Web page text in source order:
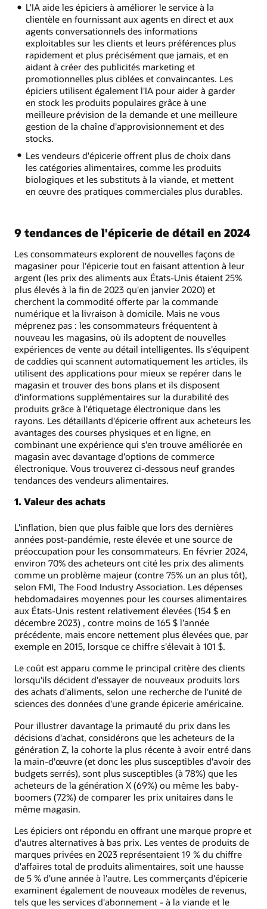
L'IA aide les épiciers à améliorer le service à la
clientèle en fournissant aux agents en direct et aux
agents conversationnels des informations
exploitables sur les clients et leurs préférences plus
rapidement et plus précisément que jamais, et en
aidant à créer des publicités marketing et
promotionnelles plus ciblées et convaincantes. Les
épiciers utilisent également l'IA pour aider à garder
en stock les produits populaires grâce à une
meilleure prévision de la demande et une meilleure
gestion de la chaîne d'approvisionnement et des
stocks.
Les vendeurs d'épicerie offrent plus de choix dans
les catégories alimentaires, comme les produits
biologiques et les substituts à la viande, et mettent
en œuvre des pratiques commerciales plus durables.
9 tendances de l'épicerie de détail en 2024
Les consommateurs explorent de nouvelles façons de
magasiner pour l'épicerie tout en faisant attention à leur
argent (les prix des aliments aux États-Unis étaient 25%
plus élevés à la fin de 2023 qu'en janvier 2020) et
cherchent la commodité offerte par la commande
numérique et la livraison à domicile. Mais ne vous
méprenez pas : les consommateurs fréquentent à
nouveau les magasins, où ils adoptent de nouvelles
expériences de vente au détail intelligentes. Ils s'équipent
de caddies qui scannent automatiquement les articles, ils
utilisent des applications pour mieux se repérer dans le
magasin et trouver des bons plans et ils disposent
d'informations supplémentaires sur la durabilité des
produits grâce à l'étiquetage électronique dans les
rayons. Les détaillants d'épicerie offrent aux acheteurs les
avantages des courses physiques et en ligne, en
combinant une expérience qui s'en trouve améliorée en
magasin avec davantage d'options de commerce
électronique. Vous trouverez ci-dessous neuf grandes
tendances des vendeurs alimentaires.
1. Valeur des achats
L'inflation, bien que plus faible que lors des dernières
années post-pandémie, reste élevée et une source de
préoccupation pour les consommateurs. En février 2024,
environ 70% des acheteurs ont cité les prix des aliments
comme un problème majeur (contre 75% un an plus tôt),
selon FMI, The Food Industry Association. Les dépenses
hebdomadaires moyennes pour les courses alimentaires
aux États-Unis restent relativement élevées (154 $ en
décembre 2023) , contre moins de 165 $ l'année
précédente, mais encore nettement plus élevées que, par
exemple en 2015, lorsque ce chiffre s'élevait à 101 $.
Le coût est apparu comme le principal critère des clients
lorsqu'ils décident d'essayer de nouveaux produits lors
des achats d'aliments, selon une recherche de l'unité de
sciences des données d'une grande épicerie américaine.
Pour illustrer davantage la primauté du prix dans les
décisions d'achat, considérons que les acheteurs de la
génération Z, la cohorte la plus récente à avoir entré dans
la main-d'œuvre (et donc les plus susceptibles d'avoir des
budgets serrés), sont plus susceptibles (à 78%) que les
acheteurs de la génération X (69%) ou même les baby-
boomers (72%) de comparer les prix unitaires dans le
même magasin.
Les épiciers ont répondu en offrant une marque propre et
d'autres alternatives à bas prix. Les ventes de produits de
marques privées en 2023 représentaient 19 % du chiffre
d'affaires total de produits alimentaires, soit une hausse
de 5 % d'une année à l'autre. Les commerçants d'épicerie
examinent également de nouveaux modèles de revenus,
tels que les services d'abonnement - à la viande et le